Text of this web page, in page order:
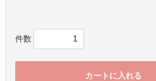
件数
カートに入れる